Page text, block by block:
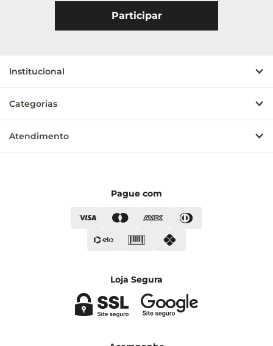
Institucional
Categorias
Atendimento
Pague com
Loja Segura